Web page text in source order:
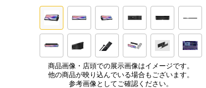
商品画像・店頭での展示画像はイメージです。
他の商品が映り込んでいる場合もございます。
参考画像としてご確認ください。